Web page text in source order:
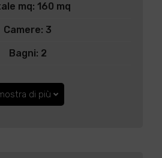
mq: 160 mq
Camere: 3
Bagni: 2
di più